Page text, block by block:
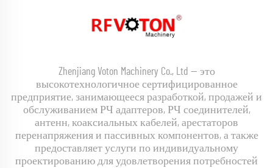
Zhenjiang Voton Machinery Co., Ltd — это
высокотехнологичное сертифицированное
предприятие, занимающееся разработкой, продажей и
обслуживанием РЧ адаптеров, РЧ соединителей,
антенн, коаксиальных кабелей, арестаторов
перенапряжения и пассивных компонентов, а также
предоставляет услуги по индивидуальному
проектированию для удовлетворения потребностей